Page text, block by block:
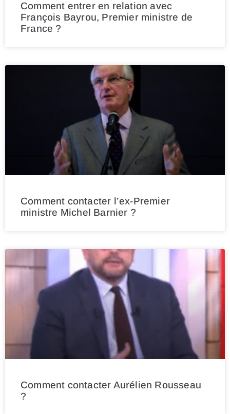
Comment entrer en relation avec
François Bayrou, Premier ministre de
France ?
Comment contacter l’ex-Premier
ministre Michel Barnier ?
Comment contacter Aurélien Rousseau
?